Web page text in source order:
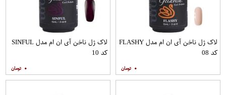
لاک ژل ناخن آی ان ام مدل FLASHY
کد 08
۰
لاک ژل ناخن آی ان ام مدل SINFUL
کد 10
۰